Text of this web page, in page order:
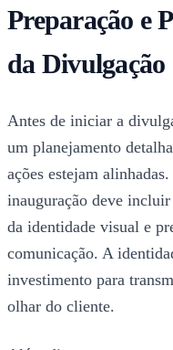
Preparação e
da Divulgação
Antes de iniciar a
um planejamento
ações estejam
inauguração deve
da identidade visual e
comunicação. A
investimento para
olhar do cliente.